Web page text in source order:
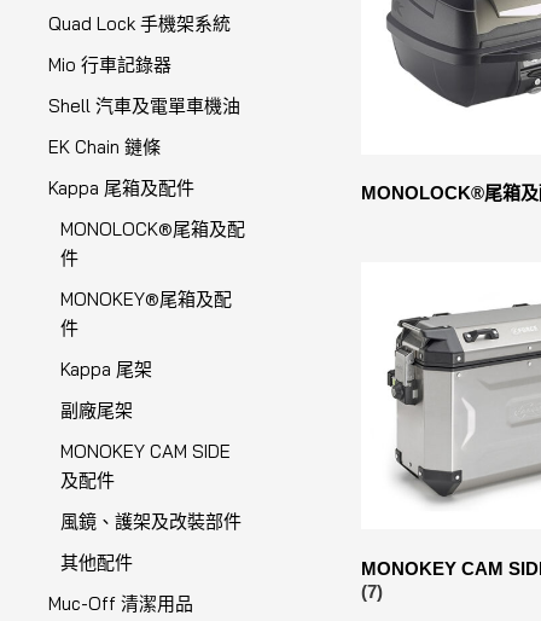
Quad Lock 手機架系統
Mio 行車記錄器
Shell 汽車及電單車機油
EK Chain 鏈條
Kappa 尾箱及配件
MONOLOCK®尾箱及配
件
MONOKEY®尾箱及配
件
Kappa 尾架
副廠尾架
MONOKEY CAM SIDE
及配件
風鏡、護架及改裝部件
其他配件
Muc-Off 清潔用品
MONOLOCK®尾箱
MONOKEY CAM
(7)